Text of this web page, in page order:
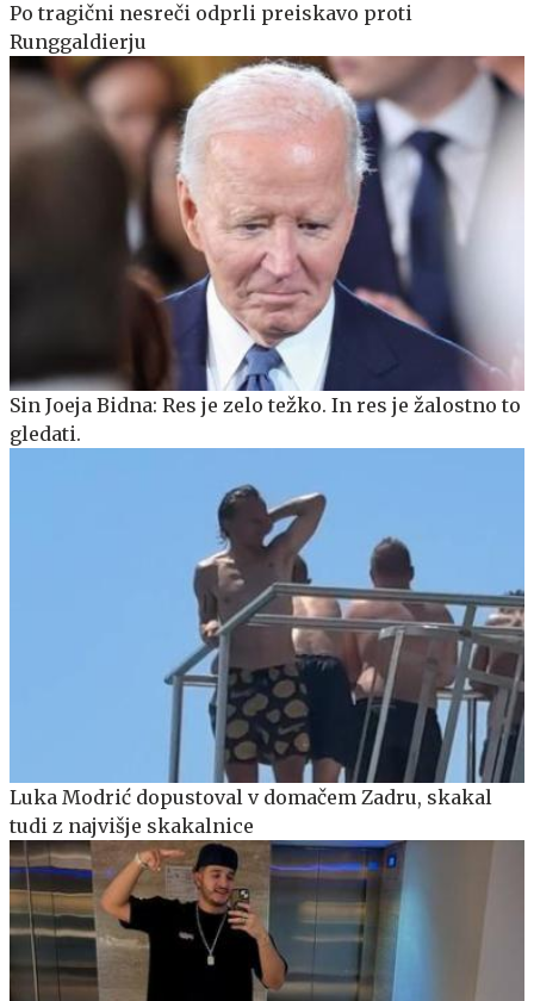
Po tragični nesreči odprli preiskavo proti
Runggaldierju
Sin Joeja Bidna: Res je zelo težko. In res je žalostno to
gledati.
Luka Modrić dopustoval v domačem Zadru, skakal
tudi z najvišje skakalnice